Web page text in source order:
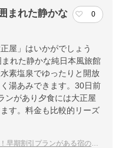
まれた静かな
0
屋」はいかがでしょう
れた静かな純日本風旅館
素塩泉でゆったりと開放
湯あみできます。30日前
ンがあり夕食には大正屋
す。料金も比較的リーズ
割引プランがある宿のおすすめは？